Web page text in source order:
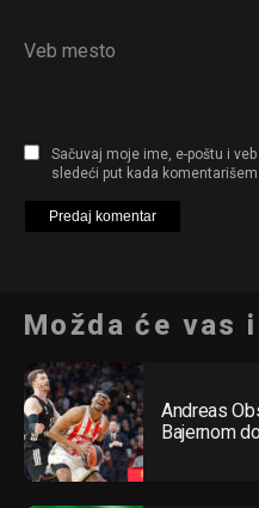
Veb mesto
Sačuvaj moje ime, e-poštu i
sledeći put kada komentarišem.
Možda će vas
Andreas
Bajernom